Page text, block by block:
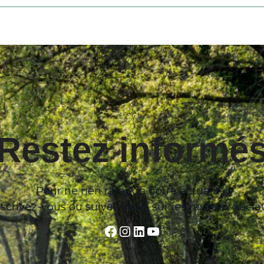
Pour ne rien rater de notre actualité,
vous ou suivez-nous sur les réseaux
Facebook
Instagram
LinkedIn
YouTube